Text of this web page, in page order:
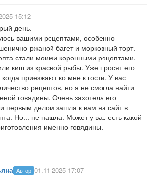
15:12
день.
вашими рецептами, особенно
ржаной багет и морковный торт.
стали моими коронными рецептами.
киш из красной рыбы. Уже просят его
когда приезжают ко мне к гости. У вас
рецептов, но я не смогла найти
говядины. Очень захотела его
и первым делом зашла к вам на сайт в
Но... не нашла. Может у вас есть какой
именно говядины.
Автор 01.11.2025 17:07